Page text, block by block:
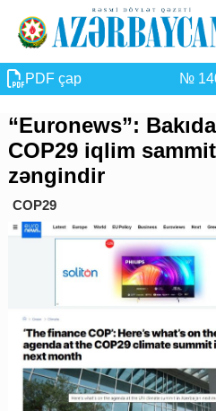
PDF çap №
“Euronews”:
COP29 iqlim
zəngindir
COP29